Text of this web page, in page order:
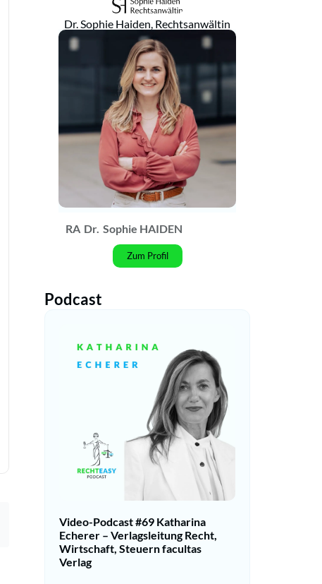
Dr. Sophie Haiden, Rechtsanwältin
RA Dr. Sophie HAIDEN
Zum Profil
Podcast
Video-Podcast #69 Katharina
Echerer – Verlagsleitung Recht,
Wirtschaft, Steuern facultas
Verlag